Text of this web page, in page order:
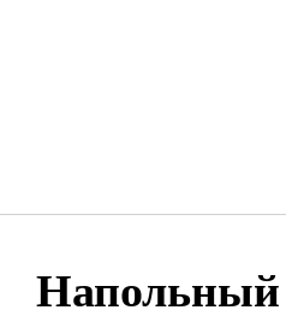
Напольный